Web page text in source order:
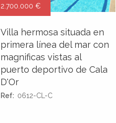
2.700.000 €
Villa hermosa situada en
primera línea del mar con
magnificas vistas al
puerto deportivo de Cala
D'Or
Ref: 0612-CL-C